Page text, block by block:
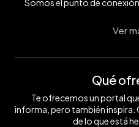
Somos el punto de
Ver
Qué
Te ofrecemos un portal
informa, pero también inspira.
de lo que está